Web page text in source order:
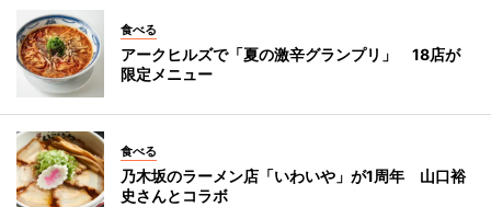
食べる
アークヒルズで「夏の激辛グランプリ」 18店が
限定メニュー
食べる
乃木坂のラーメン店「いわいや」が1周年 山口裕
史さんとコラボ